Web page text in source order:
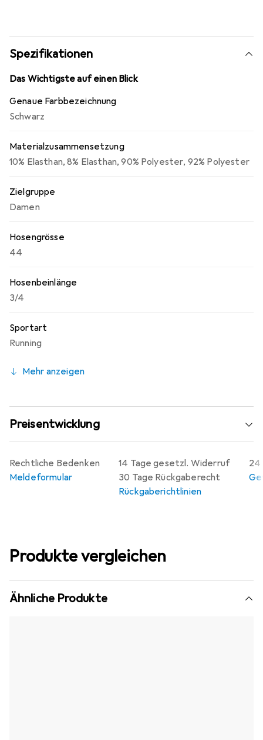
Spezifikationen
Das Wichtigste auf einen Blick
Genaue Farbbezeichnung
Schwarz
Materialzusammensetzung
10% Elasthan,8% Elasthan,90% Polyester, 92% Polyester
Zielgruppe
Damen
Hosengrösse
44
Hosenbeinlänge
3/4
Sportart
Running
Mehr anzeigen
Preisentwicklung
14 Tage gesetzl. Widerruf
30 Tage Rückgaberecht
Rückgaberichtlinien
24
Rechtliche Bedenken
Meldeformular
Produkte vergleichen
Ähnliche Produkte